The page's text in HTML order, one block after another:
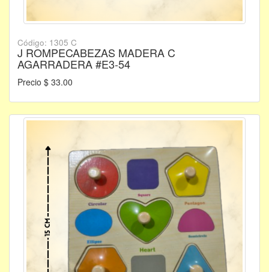
Código: 1305 C
J ROMPECABEZAS MADERA C
AGARRADERA #E3-54
Precio $ 33.00